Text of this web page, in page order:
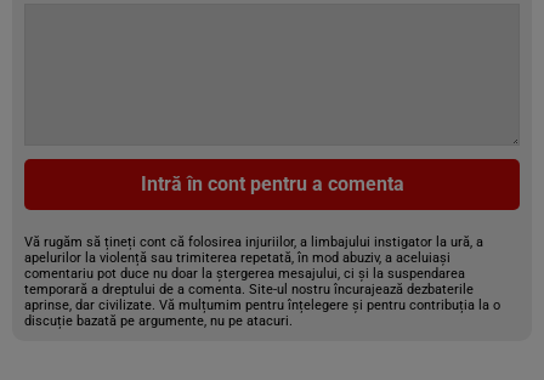
Intră în cont pentru a comenta
Vă rugăm să țineți cont că folosirea injuriilor, a limbajului instigator la ură, a
apelurilor la violență sau trimiterea repetată, în mod abuziv, a aceluiași
comentariu pot duce nu doar la ștergerea mesajului, ci și la suspendarea
temporară a dreptului de a comenta. Site-ul nostru încurajează dezbaterile
aprinse, dar civilizate. Vă mulțumim pentru înțelegere și pentru contribuția la o
discuție bazată pe argumente, nu pe atacuri.